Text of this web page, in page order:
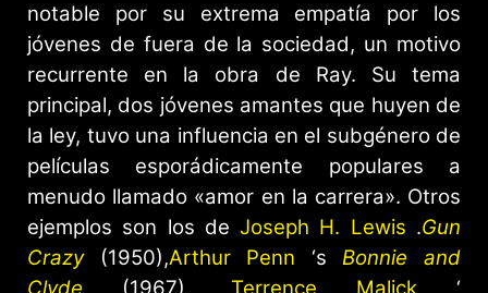
notable por su extrema empatía por los
jóvenes de fuera de la sociedad, un motivo
recurrente en la obra de Ray. Su tema
principal, dos jóvenes amantes que huyen de
la ley, tuvo una influencia en el subgénero de
películas esporádicamente populares a
menudo llamado «amor en la carrera». Otros
ejemplos son los deJoseph H. Lewis .Gun
Crazy(1950),Arthur Penn ‘s Bonnie and